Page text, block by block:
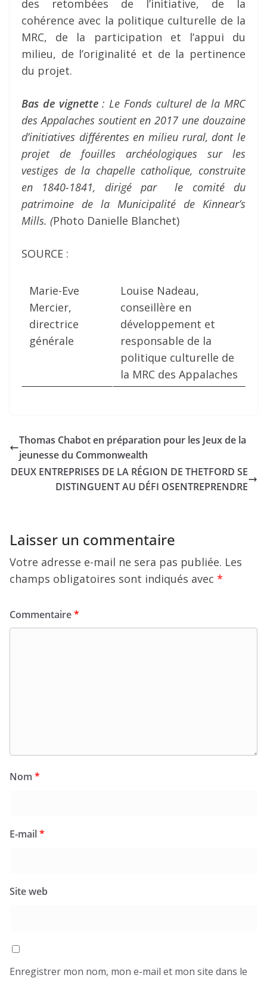
des retombées de l’initiative, de la
cohérence avec la politique culturelle de la
MRC, de la participation et l’appui du
milieu, de l’originalité et de la pertinence
du projet.
Bas de vignette: Le Fonds culturel de la MRC
des Appalaches soutient en 2017 une douzaine
d’initiatives différentes en milieu rural, dont le
projet de fouilles archéologiques sur les
vestiges de la chapelle catholique, construite
en 1840-1841, dirigé par le comité du
patrimoine de la Municipalité de Kinnear’s
Mills. (Photo Danielle Blanchet)
SOURCE :
Marie-Eve
Mercier,
directrice
générale
Louise Nadeau,
conseillère en
développement et
responsable de la
politique culturelle de
la MRC des Appalaches
Thomas Chabot en préparation pour les Jeux de la
jeunesse du Commonwealth
DEUX ENTREPRISES DE LA RÉGION DE THETFORD SE
DISTINGUENT AU DÉFI OSENTREPRENDRE
Laisser un commentaire
Votre adresse e-mail ne sera pas publiée. Les
champs obligatoires sont indiqués avec *
Commentaire*
Nom *
E-mail*
Site web
Enregistrer mon nom, mon e-mail et mon site dans le